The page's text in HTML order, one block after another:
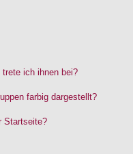
ich ihnen bei?
farbig dargestellt?
Startseite?